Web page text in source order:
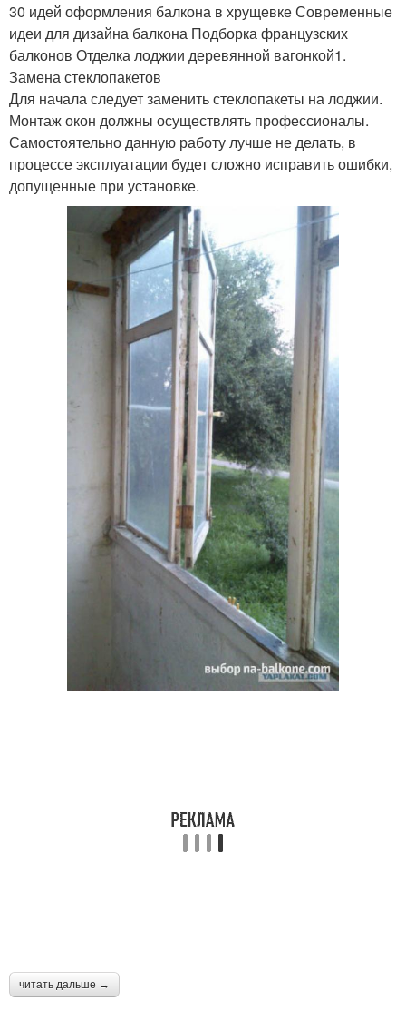
30 идей оформления балкона в хрущевке Современные
идеи для дизайна балкона Подборка французских
балконов Отделка лоджии деревянной вагонкой1.
Замена стеклопакетов
Для начала следует заменить стеклопакеты на лоджии.
Монтаж окон должны осуществлять профессионалы.
Самостоятельно данную работу лучше не делать, в
процессе эксплуатации будет сложно исправить ошибки,
допущенные при установке.
читать дальше →